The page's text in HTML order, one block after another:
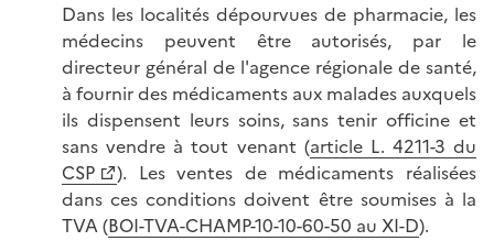
Dans les localités dépourvues de pharmacie, les
médecins peuvent être autorisés, par le
directeur général de l'agence régionale de santé,
à fournir des médicaments aux malades auxquels
ils dispensent leurs soins, sans tenir officine et
sans vendre à tout venant (article L. 4211-3 du
CSP
). Les ventes de médicaments réalisées
dans ces conditions doivent être soumises à la
TVA (BOI-TVA-CHAMP-10-10-60-50 au XI-D).